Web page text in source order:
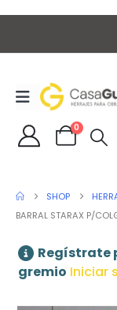
0
SHOP
BARRAL STARAX P/
Regístrate
gremio Iniciar